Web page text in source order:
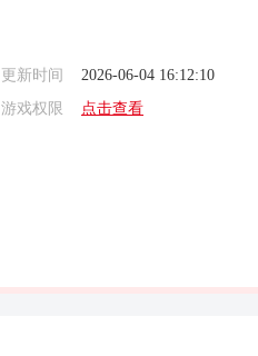
更新时间
2026-06-04 16:12:10
游戏权限 点击查看